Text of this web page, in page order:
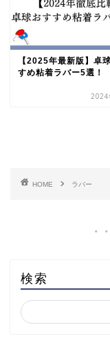
【2025年最新版】卓
すめ粘着ラバー5選！
2024
HOME ラバー
検索